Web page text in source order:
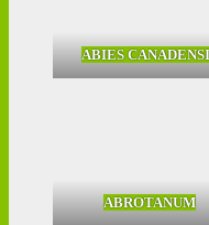
ABIES
ABROTANUM